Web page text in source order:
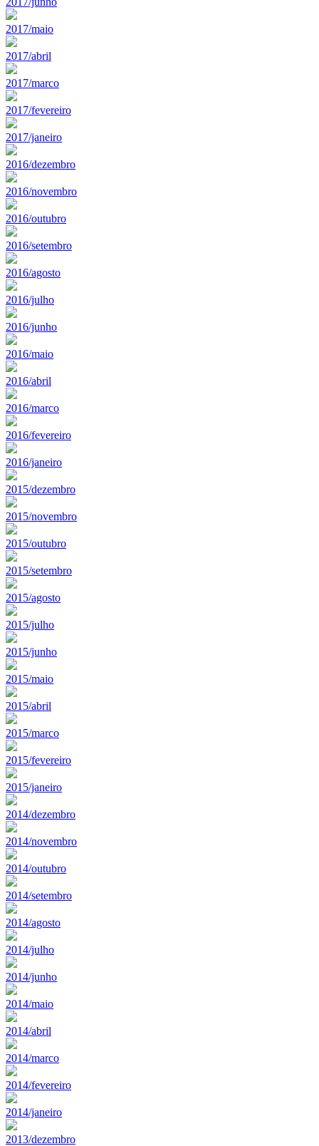
2017/maio
2017/abril
2017/marco
2017/fevereiro
2017/janeiro
2016/dezembro
2016/novembro
2016/outubro
2016/setembro
2016/agosto
2016/julho
2016/junho
2016/maio
2016/abril
2016/marco
2016/fevereiro
2016/janeiro
2015/dezembro
2015/novembro
2015/outubro
2015/setembro
2015/agosto
2015/julho
2015/junho
2015/maio
2015/abril
2015/marco
2015/fevereiro
2015/janeiro
2014/dezembro
2014/novembro
2014/outubro
2014/setembro
2014/agosto
2014/julho
2014/junho
2014/maio
2014/abril
2014/marco
2014/fevereiro
2014/janeiro
2013/dezembro